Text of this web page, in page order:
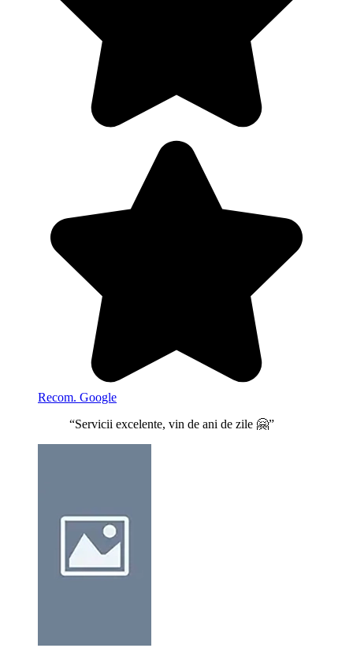
Recom. Google
“Servicii excelente, vin de ani de zile 🤗”